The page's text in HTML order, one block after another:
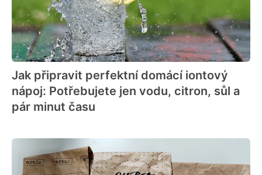
Jak připravit perfektní domácí iontový
nápoj: Potřebujete jen vodu, citron, sůl a
pár minut času